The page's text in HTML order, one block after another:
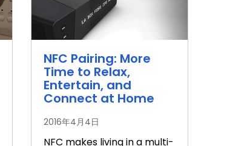
NFC Pairing: More
Time to Relax,
Entertain, and
Connect at Home
2016年4月4日
NFC makes living in a multi-